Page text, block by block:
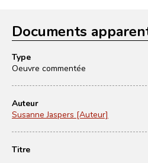
Documents
Type
Oeuvre commentée
Auteur
Susanne Jaspers [Auteur]
Titre